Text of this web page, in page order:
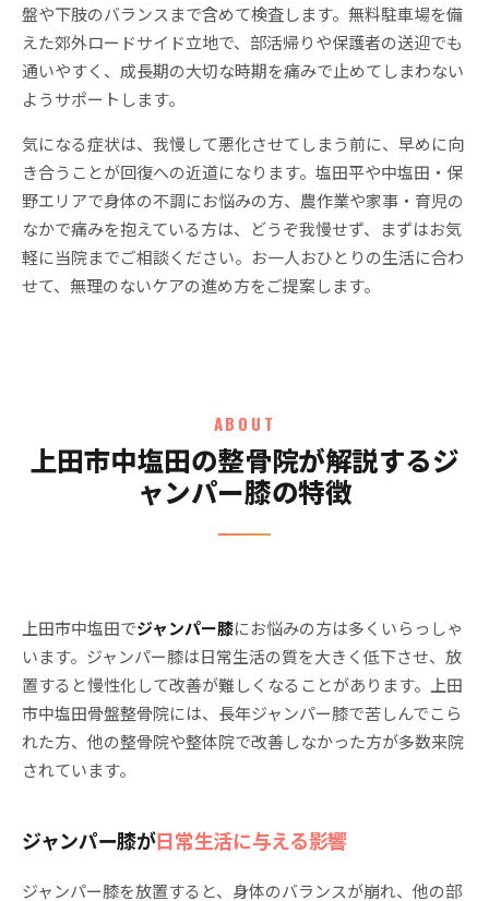
盤や下肢のバランスまで含めて検査します。無料駐車場を備
えた郊外ロードサイド立地で、部活帰りや保護者の送迎でも
通いやすく、成長期の大切な時期を痛みで止めてしまわない
ようサポートします。
気になる症状は、我慢して悪化させてしまう前に、早めに向
き合うことが回復への近道になります。塩田平や中塩田・保
野エリアで身体の不調にお悩みの方、農作業や家事・育児の
なかで痛みを抱えている方は、どうぞ我慢せず、まずはお気
軽に当院までご相談ください。お一人おひとりの生活に合わ
せて、無理のないケアの進め方をご提案します。
ABOUT
上田市中塩田の整骨院が解説するジ
ャンパー膝の特徴
上田市中塩田でジャンパー膝にお悩みの方は多くいらっしゃ
います。ジャンパー膝は日常生活の質を大きく低下させ、放
置すると慢性化して改善が難しくなることがあります。上田
市中塩田骨盤整骨院には、長年ジャンパー膝で苦しんでこら
れた方、他の整骨院や整体院で改善しなかった方が多数来院
されています。
ジャンパー膝が日常生活に与える影響
ジャンパー膝を放置すると、身体のバランスが崩れ、他の部